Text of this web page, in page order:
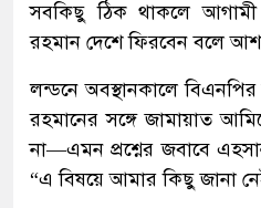
সবকিছু ঠিক থাকলে
রহমান দেশে ফিরবেন বলে
লন্ডনে অবস্থানকালে বিএনপির
রহমানের সঙ্গে জামায়াত
না—এমন প্রশ্নের জবাবে
“এ বিষয়ে আমার কিছু জানা